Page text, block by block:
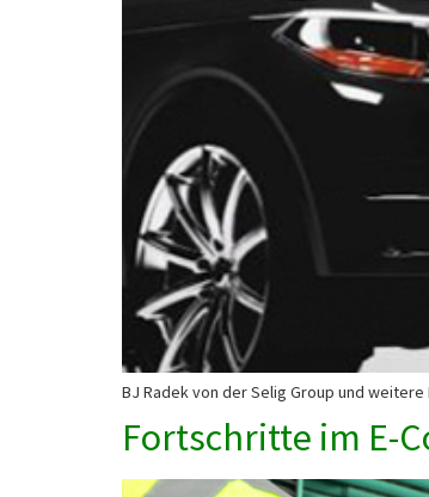
BJ Radek von der Selig Group und
Fortschritte im E-